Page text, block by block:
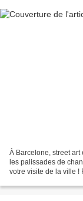
À Barcelone, street art
les palissades de
votre visite de la ville !